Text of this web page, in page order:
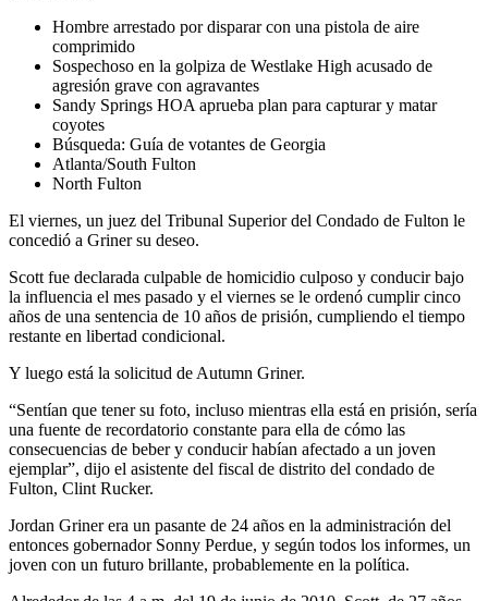
Hombre arrestado por disparar con una pistola de aire
comprimido
Sospechoso en la golpiza de Westlake High acusado de
agresión grave con agravantes
Sandy Springs HOA aprueba plan para capturar y matar
coyotes
Búsqueda: Guía de votantes de Georgia
Atlanta/South Fulton
North Fulton
El viernes, un juez del Tribunal Superior del Condado de Fulton le
concedió a Griner su deseo.
Scott fue declarada culpable de homicidio culposo y conducir bajo
la influencia el mes pasado y el viernes se le ordenó cumplir cinco
años de una sentencia de 10 años de prisión, cumpliendo el tiempo
restante en libertad condicional.
Y luego está la solicitud de Autumn Griner.
“Sentían que tener su foto, incluso mientras ella está en prisión, sería
una fuente de recordatorio constante para ella de cómo las
consecuencias de beber y conducir habían afectado a un joven
ejemplar”, dijo el asistente del fiscal de distrito del condado de
Fulton, Clint Rucker.
Jordan Griner era un pasante de 24 años en la administración del
entonces gobernador Sonny Perdue, y según todos los informes, un
joven con un futuro brillante, probablemente en la política.